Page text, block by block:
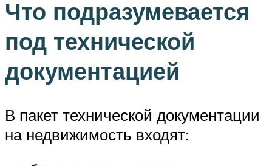
Что подразумевается
под технической
документацией
В пакет технической документации
на недвижимость входят: